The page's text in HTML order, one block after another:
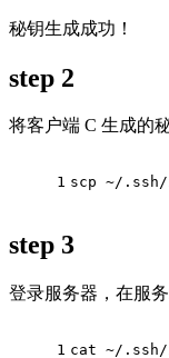
秘钥生成成功！
step 2
将客户端 C 生成的
1 scp ~/.ssh/
step 3
登录服务器，在服务
1 cat ~/.ssh/